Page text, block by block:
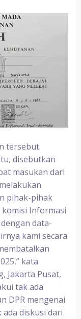
tersebut.
disebutkan
masukan dari
pihak-pihak
Informasi
data-
kami secara
kata
Jakarta Pusat,
tak ada
DPR mengenai
ada diskusi dari